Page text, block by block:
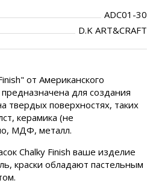
ADC01-30
D.K ART&CRAFT
от Американского
для создания
твердых поверхностях, таких
керамика (не
МДФ, металл.
Chalky Finish ваше изделие
краски обладают пастельным